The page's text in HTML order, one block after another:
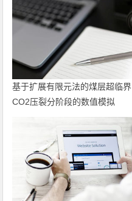
基于扩展有限元法的煤层超临界
CO2压裂分阶段的数值模拟